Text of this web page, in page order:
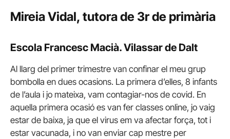
Mireia Vidal, tutora de 3r de primària
Escola Francesc Macià. Vilassar de Dalt
Al llarg del primer trimestre van confinar el meu grup
bombolla en dues ocasions. La primera d’elles, 8 infants
de l’aula i jo mateixa, vam contagiar-nos de covid. En
aquella primera ocasió es van fer classes online, jo vaig
estar de baixa, ja que el virus em va afectar força, tot i
estar vacunada, i no van enviar cap mestre per